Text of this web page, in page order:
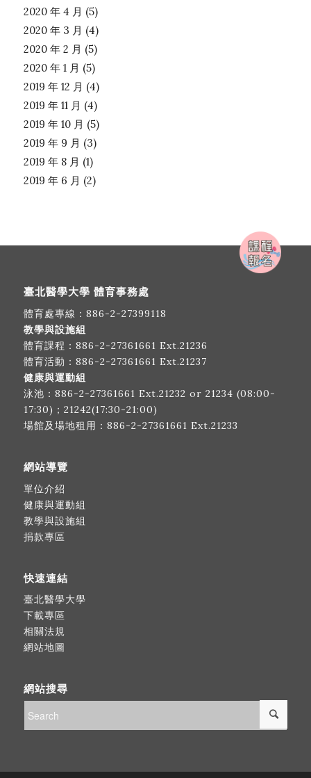
2020 年 4 月 (5)
2020 年 3 月 (4)
2020 年 2 月 (5)
2020 年 1 月 (5)
2019 年 12 月 (4)
2019 年 11 月 (4)
2019 年 10 月 (5)
2019 年 9 月 (3)
2019 年 8 月 (1)
2019 年 6 月 (2)
臺北醫學大學 體育事務處
體育處專線： 886-2-27399118
教學與設施組
體育課程： 886-2-27361661 Ext.21236
體育活動： 886-2-27361661 Ext.21237
健康與運動組
泳池： 886-2-27361661 Ext.21232 or 21234 (08:00-
17:30)；21242(17:30-21:00)
場館及場地租用： 886-2-27361661 Ext.21233
網站導覽
單位介紹
健康與運動組
教學與設施組
捐款專區
快速連結
臺北醫學大學
下載專區
相關法規
網站地圖
網站搜尋